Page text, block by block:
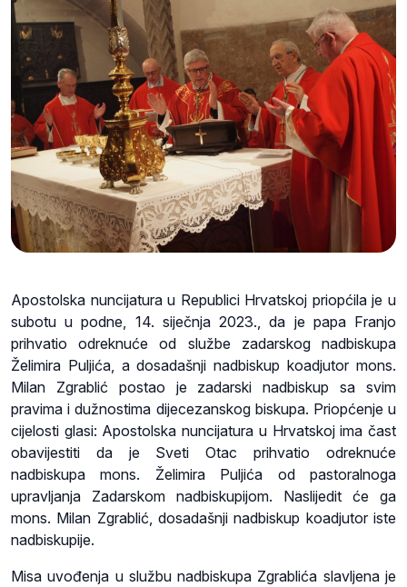
Apostolska nuncijatura u Republici Hrvatskoj priopćila je u
subotu u podne, 14. siječnja 2023., da je papa Franjo
prihvatio odreknuće od službe zadarskog nadbiskupa
Želimira Puljića, a dosadašnji nadbiskup koadjutor mons.
Milan Zgrablić postao je zadarski nadbiskup sa svim
pravima i dužnostima dijecezanskog biskupa. Priopćenje u
cijelosti glasi: Apostolska nuncijatura u Hrvatskoj ima čast
obavijestiti da je Sveti Otac prihvatio odreknuće
nadbiskupa mons. Želimira Puljića od pastoralnoga
upravljanja Zadarskom nadbiskupijom. Naslijedit će ga
mons. Milan Zgrablić, dosadašnji nadbiskup koadjutor iste
nadbiskupije.
Misa uvođenja u službu nadbiskupa Zgrablića slavljena je